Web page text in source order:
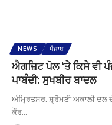
NEWS ਪੰਜਾਬ
ਐਗਜ਼ਿਟ ਪੋਲ ‘ਤੇ ਕਿਸੇ ਵੀ
ਪਾਬੰਦੀ: ਸੁਖਬੀਰ ਬਾਦਲ
ਅੰਮ੍ਰਿਤਸਰ: ਸ਼੍ਰੋਮਣੀ ਅਕਾਲੀ ਦਲ
ਕੌਰ…